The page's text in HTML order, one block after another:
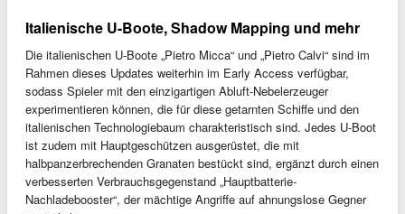
Italienische U-Boote, Shadow Mapping und mehr
Die italienischen U-Boote „Pietro Micca“ und „Pietro Calvi“ sind im
Rahmen dieses Updates weiterhin im Early Access verfügbar,
sodass Spieler mit den einzigartigen Abluft-Nebelerzeuger
experimentieren können, die für diese getarnten Schiffe und den
italienischen Technologiebaum charakteristisch sind. Jedes U-Boot
ist zudem mit Hauptgeschützen ausgerüstet, die mit
halbpanzerbrechenden Granaten bestückt sind, ergänzt durch einen
verbesserten Verbrauchsgegenstand „Hauptbatterie-
Nachladebooster“, der mächtige Angriffe auf ahnungslose Gegner